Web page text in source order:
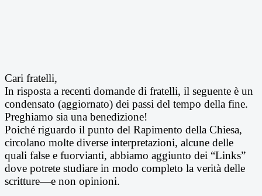
Cari fratelli,
In risposta a recenti domande di fratelli, il seguente è un
condensato (aggiornato) dei passi del tempo della fine.
Preghiamo sia una benedizione!
Poiché riguardo il punto del Rapimento della Chiesa,
circolano molte diverse interpretazioni, alcune delle
quali false e fuorvianti, abbiamo aggiunto dei “Links”
dove potrete studiare in modo completo la verità delle
scritture—e non opinioni.